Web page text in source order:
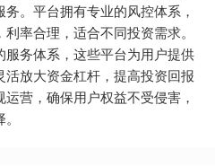
。平台拥有专业的风控体系，
率合理，适合不同投资需求。
务体系，这些平台为用户提供
放大资金杠杆，提高投资回报
营，确保用户权益不受侵害，